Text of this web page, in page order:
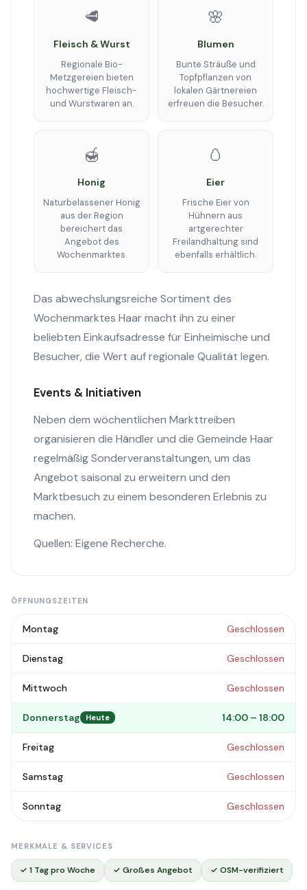
🥩
Fleisch & Wurst
Regionale Bio-
Metzgereien bieten
hochwertige Fleisch-
und Wurstwaren an.
🌸
Blumen
Bunte Sträuße und
Topfpflanzen von
lokalen Gärtnereien
erfreuen die Besucher.
🍯
Honig
Naturbelassener Honig
aus der Region
bereichert das
Angebot des
Wochenmarktes.
🥚
Eier
Frische Eier von
Hühnern aus
artgerechter
Freilandhaltung sind
ebenfalls erhältlich.
Das abwechslungsreiche Sortiment des
Wochenmarktes Haar macht ihn zu einer
beliebten Einkaufsadresse für Einheimische und
Besucher, die Wert auf regionale Qualität legen.
Events & Initiativen
Neben dem wöchentlichen Markttreiben
organisieren die Händler und die Gemeinde Haar
regelmäßig Sonderveranstaltungen, um das
Angebot saisonal zu erweitern und den
Marktbesuch zu einem besonderen Erlebnis zu
machen.
Quellen: Eigene Recherche.
ÖFFNUNGSZEITEN
Montag Geschlossen
Dienstag Geschlossen
Mittwoch Geschlossen
Donnerstag Heute 14:00 – 18:00
Freitag Geschlossen
Samstag Geschlossen
Sonntag Geschlossen
MERKMALE & SERVICES
✓ 1 Tag pro Woche ✓ Großes Angebot ✓ OSM-verifiziert